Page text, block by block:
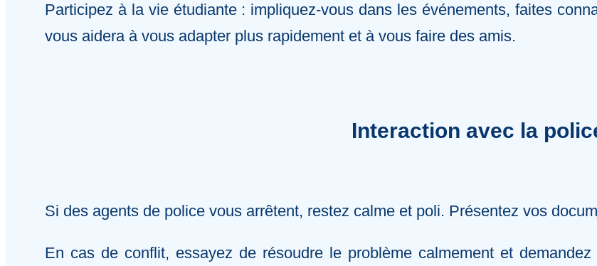
Participez à la vie étudiante : impliquez-vous dans les événements, faites
vous aidera à vous adapter plus rapidement et à vous faire des amis.
Interaction avec la
Si des agents de police vous arrêtent, restez calme et poli. Présentez vos
En cas de conflit, essayez de résoudre le problème calmement et